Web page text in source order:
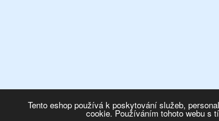
Tento eshop používá k poskytování služeb,
cookie. Používáním tohoto webu s